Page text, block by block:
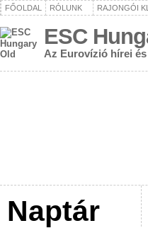
FŐOLDAL RÓLUNK RAJONGÓI
ESC
Az Eurovízió hírei
Naptár